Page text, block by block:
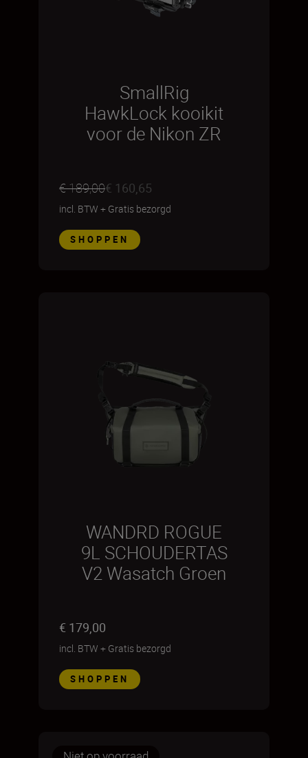
SmallRig
HawkLock kooikit
voor de Nikon ZR
€ 189,00€ 160,65
incl. BTW + Gratis bezorgd
SHOPPEN
WANDRD ROGUE
9L SCHOUDERTAS
V2 Wasatch Groen
€ 179,00
incl. BTW + Gratis bezorgd
SHOPPEN